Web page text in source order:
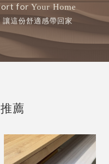
for Your Home
這份舒適感帶回家
薦